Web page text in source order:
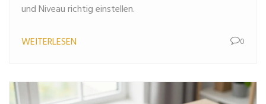
und Niveau richtig einstellen.
WEITERLESEN 0